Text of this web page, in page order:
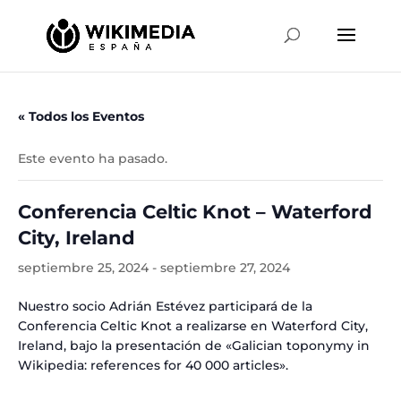
« Todos los Eventos
Este evento ha pasado.
Conferencia Celtic Knot – Waterford
City, Ireland
septiembre 25, 2024 - septiembre 27, 2024
Nuestro socio Adrián Estévez participará de la
Conferencia Celtic Knot a realizarse en Waterford City,
Ireland, bajo la presentación de «Galician toponymy in
Wikipedia: references for 40 000 articles».